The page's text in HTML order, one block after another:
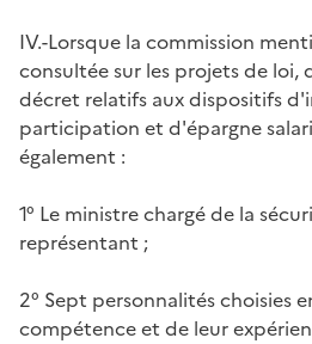
IV.-Lorsque la commission
consultée sur les projets de
décret relatifs aux dispositifs
participation et d'épargne
également :
1° Le ministre chargé de la
représentant ;
2° Sept personnalités choisies
compétence et de leur